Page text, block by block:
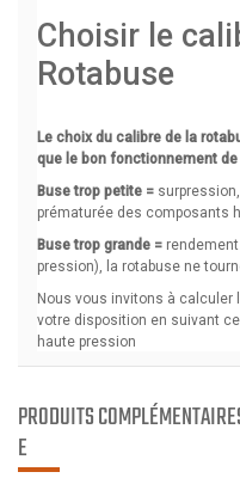
PRODUITS
E